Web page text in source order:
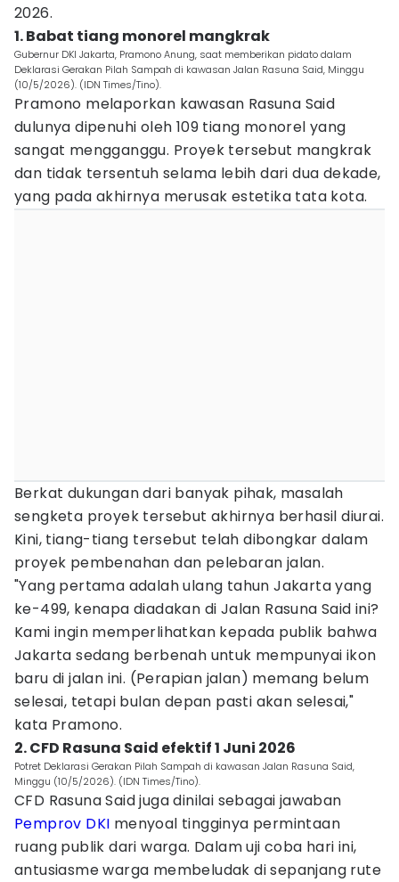
2026.
1. Babat tiang monorel mangkrak
Gubernur DKI Jakarta, Pramono Anung, saat memberikan pidato dalam
Deklarasi Gerakan Pilah Sampah di kawasan Jalan Rasuna Said, Minggu
(10/5/2026). (IDN Times/Tino).
Pramono melaporkan kawasan Rasuna Said
dulunya dipenuhi oleh 109 tiang monorel yang
sangat mengganggu. Proyek tersebut mangkrak
dan tidak tersentuh selama lebih dari dua dekade,
yang pada akhirnya merusak estetika tata kota.
Berkat dukungan dari banyak pihak, masalah
sengketa proyek tersebut akhirnya berhasil diurai.
Kini, tiang-tiang tersebut telah dibongkar dalam
proyek pembenahan dan pelebaran jalan.
"Yang pertama adalah ulang tahun Jakarta yang
ke-499, kenapa diadakan di Jalan Rasuna Said ini?
Kami ingin memperlihatkan kepada publik bahwa
Jakarta sedang berbenah untuk mempunyai ikon
baru di jalan ini. (Perapian jalan) memang belum
selesai, tetapi bulan depan pasti akan selesai,"
kata Pramono.
2. CFD Rasuna Said efektif 1 Juni 2026
Potret Deklarasi Gerakan Pilah Sampah di kawasan Jalan Rasuna Said,
Minggu (10/5/2026). (IDN Times/Tino).
CFD Rasuna Said juga dinilai sebagai jawaban
Pemprov DKI menyoal tingginya permintaan
ruang publik dari warga. Dalam uji coba hari ini,
antusiasme warga membeludak di sepanjang rute